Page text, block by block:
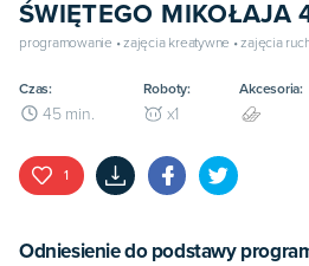
ŚWIĘTEGO MIKOŁAJA
programowanie • zajęcia kreatywne • zajęcia
Czas:
45min.
Roboty:
x1
Akcesoria:
1
Odniesienie do podstawy